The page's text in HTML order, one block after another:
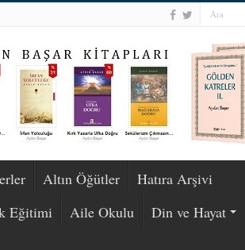
Altın Öğütler
Hatıra Arşivi
Eğitimi Aile Okulu
Din ve Hayat